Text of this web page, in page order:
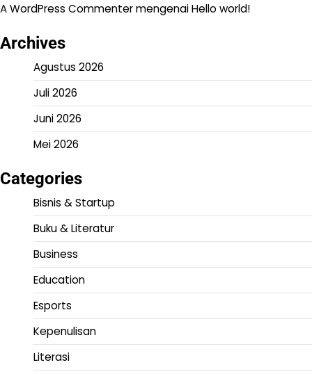
A WordPress CommentermengenaiHello world!
Archives
Agustus 2026
Juli 2026
Juni 2026
Mei 2026
Categories
Bisnis & Startup
Buku & Literatur
Business
Education
Esports
Kepenulisan
Literasi